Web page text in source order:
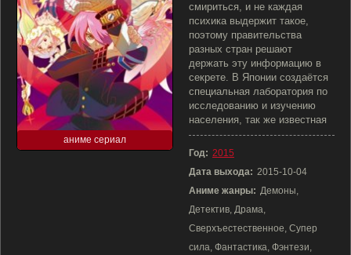
аниме сериал
смириться, и не каждая
психика выдержит такое,
поэтому правительства
разных стран решают
держать эту информацию в
секрете. В Японии создаётся
специальная лаборатория по
исследованию и изучению
населения, так же известная
Год: 2015
Дата выхода: 2015-10-04
Аниме жанры: Демоны,
Детектив, Драма,
Сверхъестественное, Супер
сила, Фантастика, Фэнтези,